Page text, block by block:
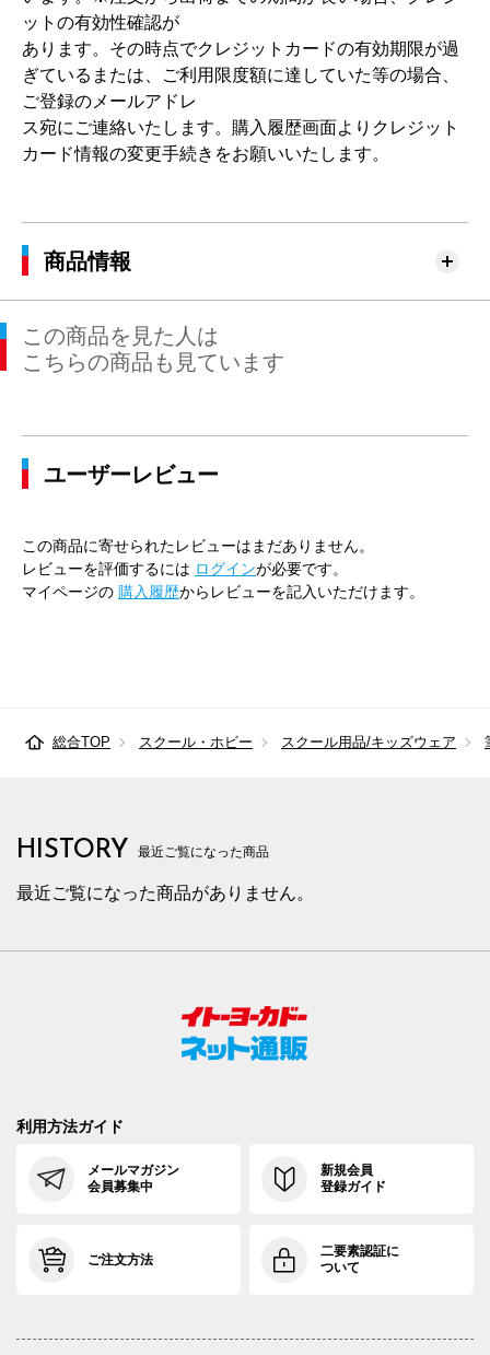
ットの有効性確認が
あります。その時点でクレジットカードの有効期限が過
ぎているまたは、ご利用限度額に達していた等の場合、
ご登録のメールアドレ
ス宛にご連絡いたします。購入履歴画面よりクレジット
カード情報の変更手続きをお願いいたします。
商品情報
この商品を見た人は
こちらの商品も見ています
ユーザーレビュー
この商品に寄せられたレビューはまだありません。
レビューを評価するには ログインが必要です。
マイページの 購入履歴からレビューを記入いただけます。
総合TOP スクール・ホビー スクール用品/キッズウェア
HISTORY 最近ご覧になった商品
最近ご覧になった商品がありません。
利用方法ガイド
メールマガジン
会員募集中
新規会員
登録ガイド
ご注文方法
二要素認証に
ついて